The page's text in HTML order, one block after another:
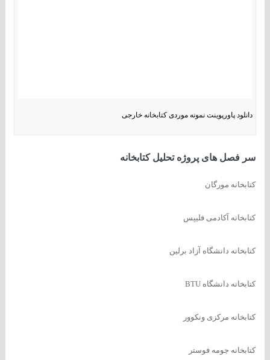
دانلود پاورپوینت نمونه موردی کتابخانه خارجی
سر فصل های پروژه تحلیل کتابخانه
کتابخانه مورگان
کتابخانه آکادمی فلیپس
کتابخانه دانشگاه آزاد برلین
کتابخانه دانشگاه BTU
کتابخانه مرکزی ونکوور
کتابخانه جومه فوستر